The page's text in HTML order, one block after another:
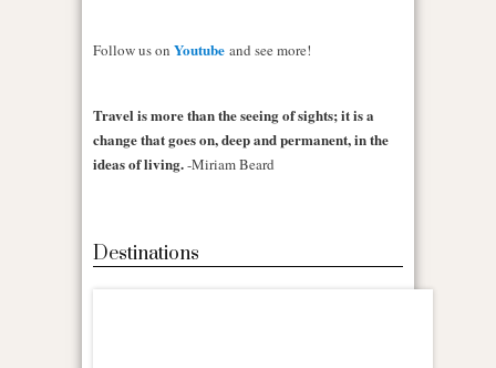
Follow us on Youtube and see more!
Travel is more than the seeing of sights; it is a
change that goes on, deep and permanent, in the
ideas of living.-Miriam Beard
Destinations